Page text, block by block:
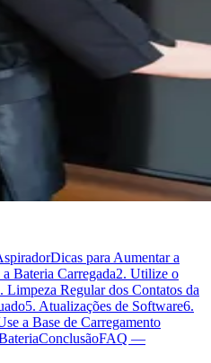
Dicas para Aumentar a
Bateria Carregada2. Utilize o
Limpeza Regular dos Contatos da
5. Atualizações de Software6.
a Base de Carregamento
ConclusãoFAQ —